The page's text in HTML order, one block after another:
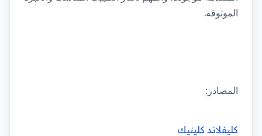
الموثوقة.
المصادر:
كليفلاند كلينيك